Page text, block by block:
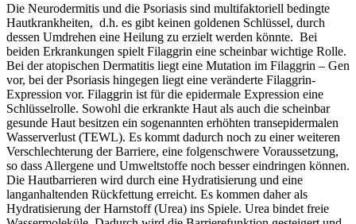
Die Neurodermitis und die Psoriasis sind multifaktoriell bedingte
Hautkrankheiten, d.h. es gibt keinen goldenen Schlüssel, durch
dessen Umdrehen eine Heilung zu erzielt werden könnte. Bei
beiden Erkrankungen spielt Filaggrin eine scheinbar wichtige Rolle.
Bei der atopischen Dermatitis liegt eine Mutation im Filaggrin – Gen
vor, bei der Psoriasis hingegen liegt eine veränderte Filaggrin-
Expression vor. Filaggrin ist für die epidermale Expression eine
Schlüsselrolle. Sowohl die erkrankte Haut als auch die scheinbar
gesunde Haut besitzen ein sogenannten erhöhten transepidermalen
Wasserverlust (TEWL). Es kommt dadurch noch zu einer weiteren
Verschlechterung der Barriere, eine folgenschwere Voraussetzung,
so dass Allergene und Umweltstoffe noch besser eindringen können.
Die Hautbarrieren wird durch eine Hydratisierung und eine
langanhaltenden Rückfettung erreicht. Es kommen daher als
Hydratisierung der Harnstoff (Urea) ins Spiele. Urea bindet freie